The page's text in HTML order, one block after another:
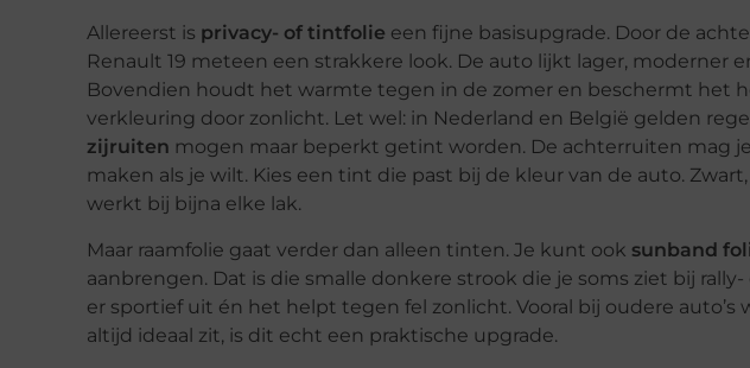
Allereerst is privacy- of tintfolie een fijne basisupgrade. Door de
Renault 19 meteen een strakkere look. De auto lijkt lager, moderner
Bovendien houdt het warmte tegen in de zomer en beschermt het
verkleuring door zonlicht. Let wel: in Nederland en België gelden
zijruiten mogen maar beperkt getint worden. De achterruiten mag
maken als je wilt. Kies een tint die past bij de kleur van de auto.
werkt bij bijna elke lak.
Maar raamfolie gaat verder dan alleen tinten. Je kunt ook sunband
aanbrengen. Dat is die smalle donkere strook die je soms ziet bij rally-
er sportief uit én het helpt tegen fel zonlicht. Vooral bij oudere auto’s
altijd ideaal zit, is dit echt een praktische upgrade.